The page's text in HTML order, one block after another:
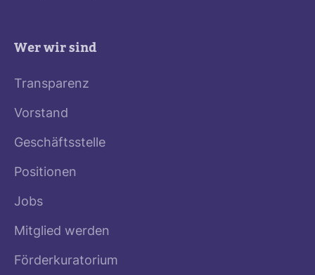
Wer wir sind
Transparenz
Vorstand
Geschäftsstelle
Positionen
Jobs
Mitglied werden
Förderkuratorium